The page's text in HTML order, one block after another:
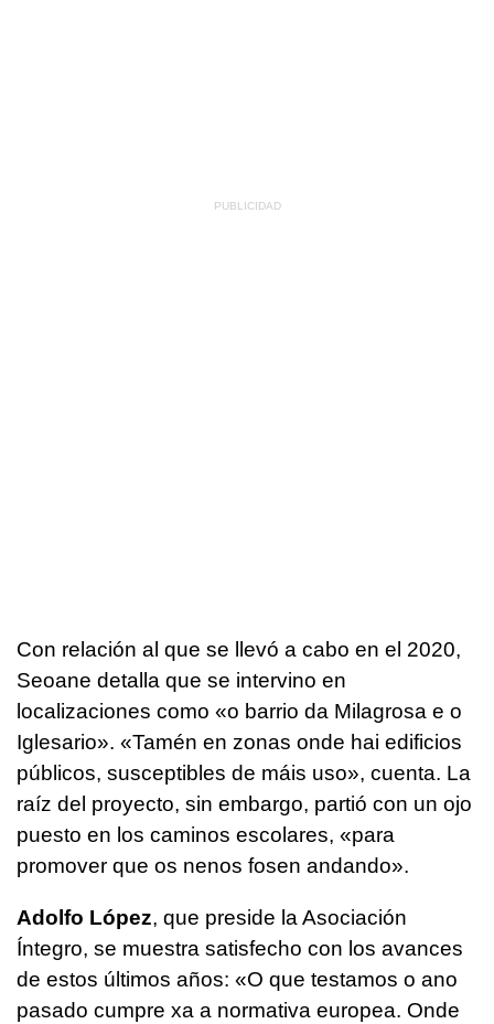
Con relación al que se llevó a cabo en el 2020,
Seoane detalla que se intervino en
localizaciones como «o barrio da Milagrosa e o
Iglesario». «Tamén en zonas onde hai edificios
públicos, susceptibles de máis uso», cuenta. La
raíz del proyecto, sin embargo, partió con un ojo
puesto en los caminos escolares, «para
promover que os nenos fosen andando».
Adolfo López, que preside la Asociación
Íntegro, se muestra satisfecho con los avances
de estos últimos años: «O que testamos o ano
pasado cumpre xa a normativa europea. Onde